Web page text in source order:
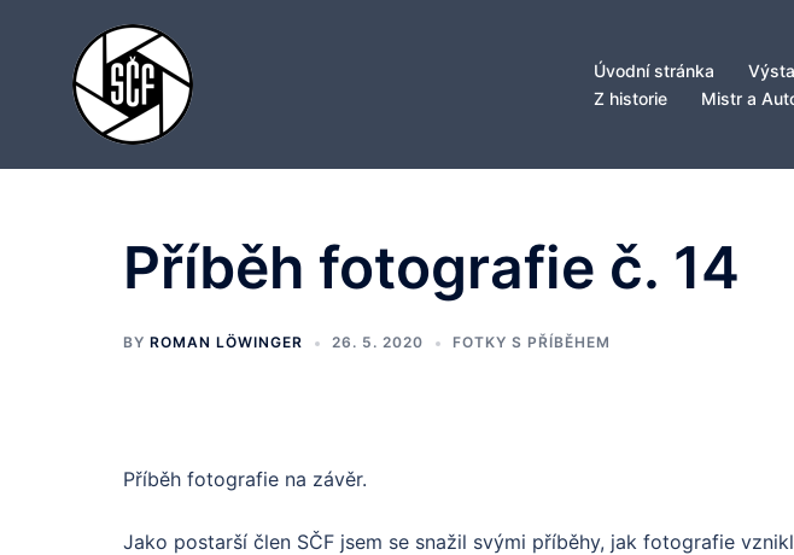
Úvodní stránka
Z historie
Mistr a
Příběh fotografie č. 14
BY ROMAN LÖWINGER 26. 5. 2020 FOTKY S PŘÍBĚHEM
Příběh fotografie na závěr.
Jako postarší člen SČF jsem se snažil svými příběhy, jak fotografie